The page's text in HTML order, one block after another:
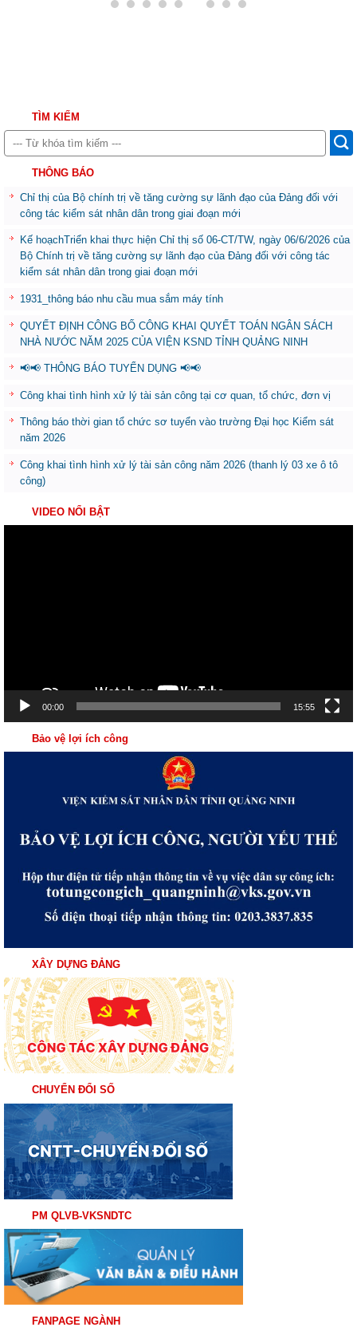
TÌM KIẾM
THÔNG BÁO
Chỉ thị của Bộ chính trị về tăng cường sự lãnh đạo của Đảng đối với
công tác kiểm sát nhân dân trong giai đoạn mới
Kế hoạchTriển khai thực hiện Chỉ thị số 06-CT/TW, ngày 06/6/2026 của
Bộ Chính trị về tăng cường sự lãnh đạo của Đảng đối với công tác
kiểm sát nhân dân trong giai đoạn mới
1931_thông báo nhu cầu mua sắm máy tính
QUYẾT ĐỊNH CÔNG BỐ CÔNG KHAI QUYẾT TOÁN NGÂN SÁCH
NHÀ NƯỚC NĂM 2025 CỦA VIỆN KSND TỈNH QUẢNG NINH
📢📢 THÔNG BÁO TUYỂN DỤNG 📢📢
Công khai tình hình xử lý tài sản công tại cơ quan, tổ chức, đơn vị
Thông báo thời gian tổ chức sơ tuyển vào trường Đại học Kiểm sát
năm 2026
Công khai tình hình xử lý tài sản công năm 2026 (thanh lý 03 xe ô tô
công)
VIDEO NỔI BẬT
00:00 15:55
Bảo vệ lợi ích công
XÂY DỰNG ĐẢNG
CHUYỂN ĐỔI SỐ
PM QLVB-VKSNDTC
FANPAGE NGÀNH